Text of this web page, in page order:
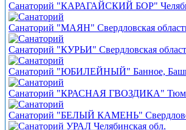
Санаторий "КАРАГАЙСКИЙ БОР"
Санаторий "МАЯН" Свердловская
Санаторий "КУРЬИ" Свердловская
Санаторий "ЮБИЛЕЙНЫЙ" Банное,
Санаторий "КРАСНАЯ ГВОЗДИКА"
Санаторий "БЕЛЫЙ КАМЕНЬ"